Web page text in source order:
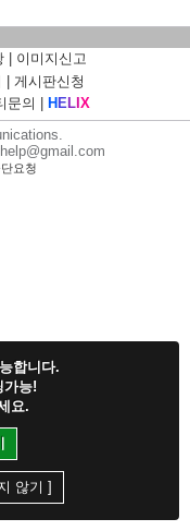
이미지신고
게시판신청
문의 H ELI X
요청
합니다.
가능!
요.
않기 ]